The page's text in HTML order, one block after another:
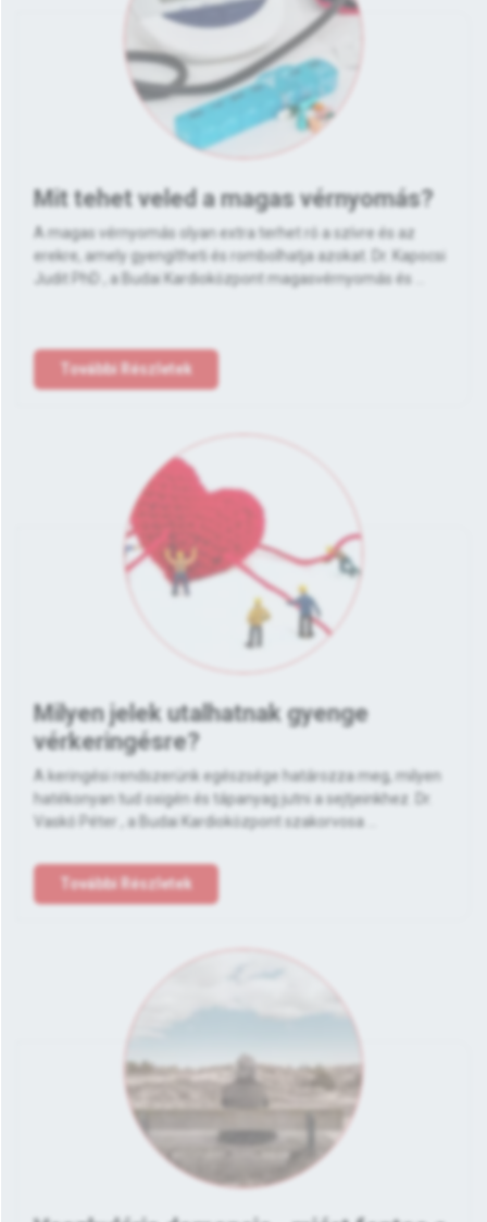
Mit tehet veled a magas vérnyomás?
A magas vérnyomás olyan extra terhet ró a szívre és az
erekre, amely gyengítheti és rombolhatja azokat. Dr. Kapocsi
Judit PhD , a Budai Kardioközpont magasvérnyomás és ...
További Részletek
Milyen jelek utalhatnak gyenge
vérkeringésre?
A keringési rendszerünk egészsége határozza meg, milyen
hatékonyan tud oxigén és tápanyag jutni a sejtjeinkhez. Dr.
Vaskó Péter , a Budai Kardioközpont szakorvosa ...
További Részletek